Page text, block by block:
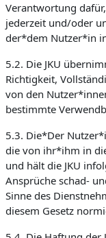
Verantwortung
jederzeit und/oder
der*dem Nutzer*in
5.2. Die JKU
Richtigkeit,
von den
bestimmte
5.3. Die*Der
die von ihr*ihm in
und hält die JKU
Ansprüche schad-
Sinne des
diesem Gesetz